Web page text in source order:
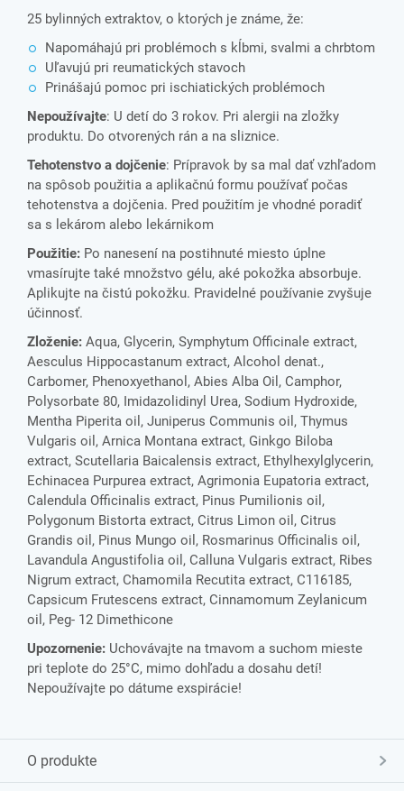
25 bylinných extraktov, o ktorých je známe, že:
Napomáhajú pri problémoch s kĺbmi, svalmi a chrbtom
Uľavujú pri reumatických stavoch
Prinášajú pomoc pri ischiatických problémoch
Nepoužívajte: U detí do 3 rokov. Pri alergii na zložky
produktu. Do otvorených rán a na sliznice.
Tehotenstvo a dojčenie: Prípravok by sa mal dať vzhľadom
na spôsob použitia a aplikačnú formu používať počas
tehotenstva a dojčenia. Pred použitím je vhodné poradiť
sa s lekárom alebo lekárnikom
Použitie: Po nanesení na postihnuté miesto úplne
vmasírujte také množstvo gélu, aké pokožka absorbuje.
Aplikujte na čistú pokožku. Pravidelné používanie zvyšuje
účinnosť.
Zloženie: Aqua, Glycerin, Symphytum Officinale extract,
Aesculus Hippocastanum extract, Alcohol denat.,
Carbomer, Phenoxyethanol, Abies Alba Oil, Camphor,
Polysorbate 80, Imidazolidinyl Urea, Sodium Hydroxide,
Mentha Piperita oil, Juniperus Communis oil, Thymus
Vulgaris oil, Arnica Montana extract, Ginkgo Biloba
extract, Scutellaria Baicalensis extract, Ethylhexylglycerin,
Echinacea Purpurea extract, Agrimonia Eupatoria extract,
Calendula Officinalis extract, Pinus Pumilionis oil,
Polygonum Bistorta extract, Citrus Limon oil, Citrus
Grandis oil, Pinus Mungo oil, Rosmarinus Officinalis oil,
Lavandula Angustifolia oil, Calluna Vulgaris extract, Ribes
Nigrum extract, Chamomila Recutita extract, C116185,
Capsicum Frutescens extract, Cinnamomum Zeylanicum
oil, Peg- 12 Dimethicone
Upozornenie: Uchovávajte na tmavom a suchom mieste
pri teplote do 25°C, mimo dohľadu a dosahu detí!
Nepoužívajte po dátume exspirácie!
O produkte